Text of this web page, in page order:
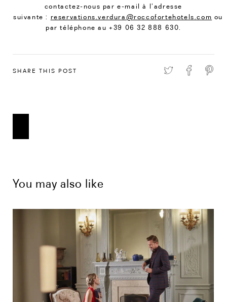
contactez-nous par e-mail à l’adresse
suivante : reservations.verdura@roccofortehotels.com ou
par téléphone au +39 06 32 888 630.
SHARE THIS POST
You may also like